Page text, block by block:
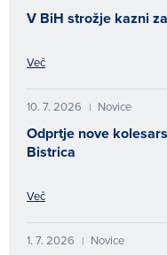
V BiH strožje kazni
Več
10. 7. 2026 | Novice
Odprtje nove
Bistrica
Več
1. 7. 2026 | Novice